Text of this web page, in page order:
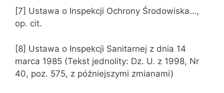
[7] Ustawa o Inspekcji Ochrony Środowiska…,
op. cit.
[8] Ustawa o Inspekcji Sanitarnej z dnia 14
marca 1985 (Tekst jednolity: Dz. U. z 1998, Nr
40, poz. 575, z późniejszymi zmianami)